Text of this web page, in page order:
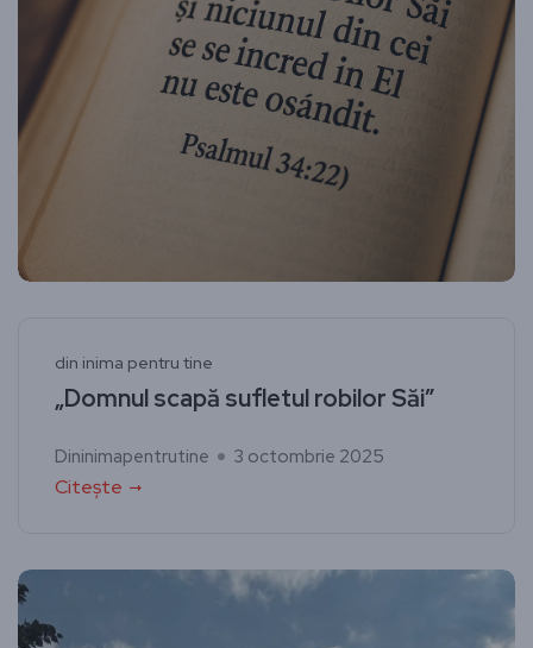
din inima pentru tine
„Domnul scapă sufletul robilor Săi”
Dininimapentrutine 3 octombrie 2025
Citește